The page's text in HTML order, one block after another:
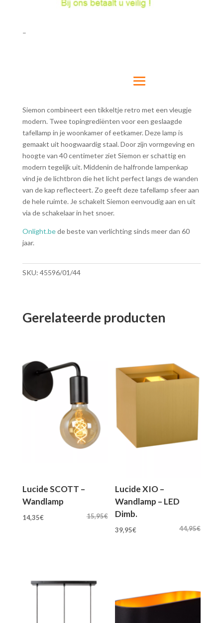
–
Siemon combineert een tikkeltje retro met een vleugje
modern. Twee topingrediënten voor een geslaagde
tafellamp in je woonkamer of eetkamer. Deze lamp is
gemaakt uit hoogwaardig staal. Door zijn vormgeving en
hoogte van 40 centimeter ziet Siemon er schattig en
modern tegelijk uit. Middenin de halfronde lampenkap
vind je de lichtbron die het licht perfect langs de wanden
van de kap reflecteert. Zo geeft deze tafellamp sfeer aan
de hele ruimte. Je schakelt Siemon eenvoudig aan en uit
via de schakelaar in het snoer.
Onlight.bede beste van verlichting sinds meer dan 60
jaar.
SKU: 45596/01/44
Gerelateerde producten
Lucide SCOTT –
Wandlamp
15,95€
Oorspronkelijke
14,35€Huidige
Lucide XIO –
Wandlamp – LED
Dimb.
44,95€
Oorspronkelijke
39,95€